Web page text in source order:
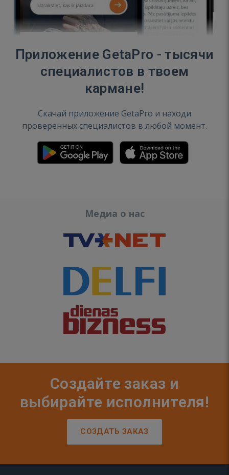
Приложение GetaPro - тысячи
специалистов в твоем
кармане!
Скачай приложение GetaPro и находи
проверенных специалистов в любой момент.
Медиа о нас
Создайте заказ и
выбирайте исполнителя!
СОЗДАТЬ ЗАКАЗ